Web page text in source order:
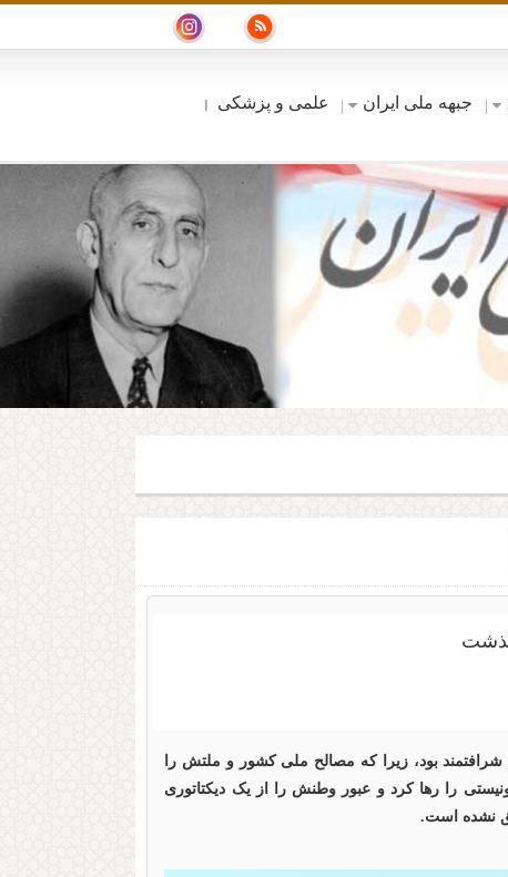
جبهه ملی ایران علمی و پزشکی
شرافتمند بود، زیرا که مصالح ملی کشور و ملتش را
را رها کرد و عبور وطنش را از یک دیکتاتوری
نشده است.